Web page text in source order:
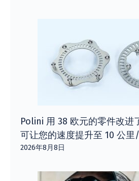
Polini 用 38 欧元的零件改进
可让您的速度提升至 10 公
2026年8月8日